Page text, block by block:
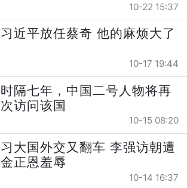
10-22 15:37
习近平放任蔡奇 他的麻烦大了
10-17 19:44
时隔七年，中国二号人物将再
次访问该国
10-15 08:20
习大国外交又翻车 李强访朝遭
金正恩羞辱
10-14 16:37